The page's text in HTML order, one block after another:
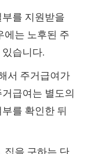
를 지원받을
에는 노후된 주
습니다.
서 주거급여가
급여는 별도의
를 확인한 뒤